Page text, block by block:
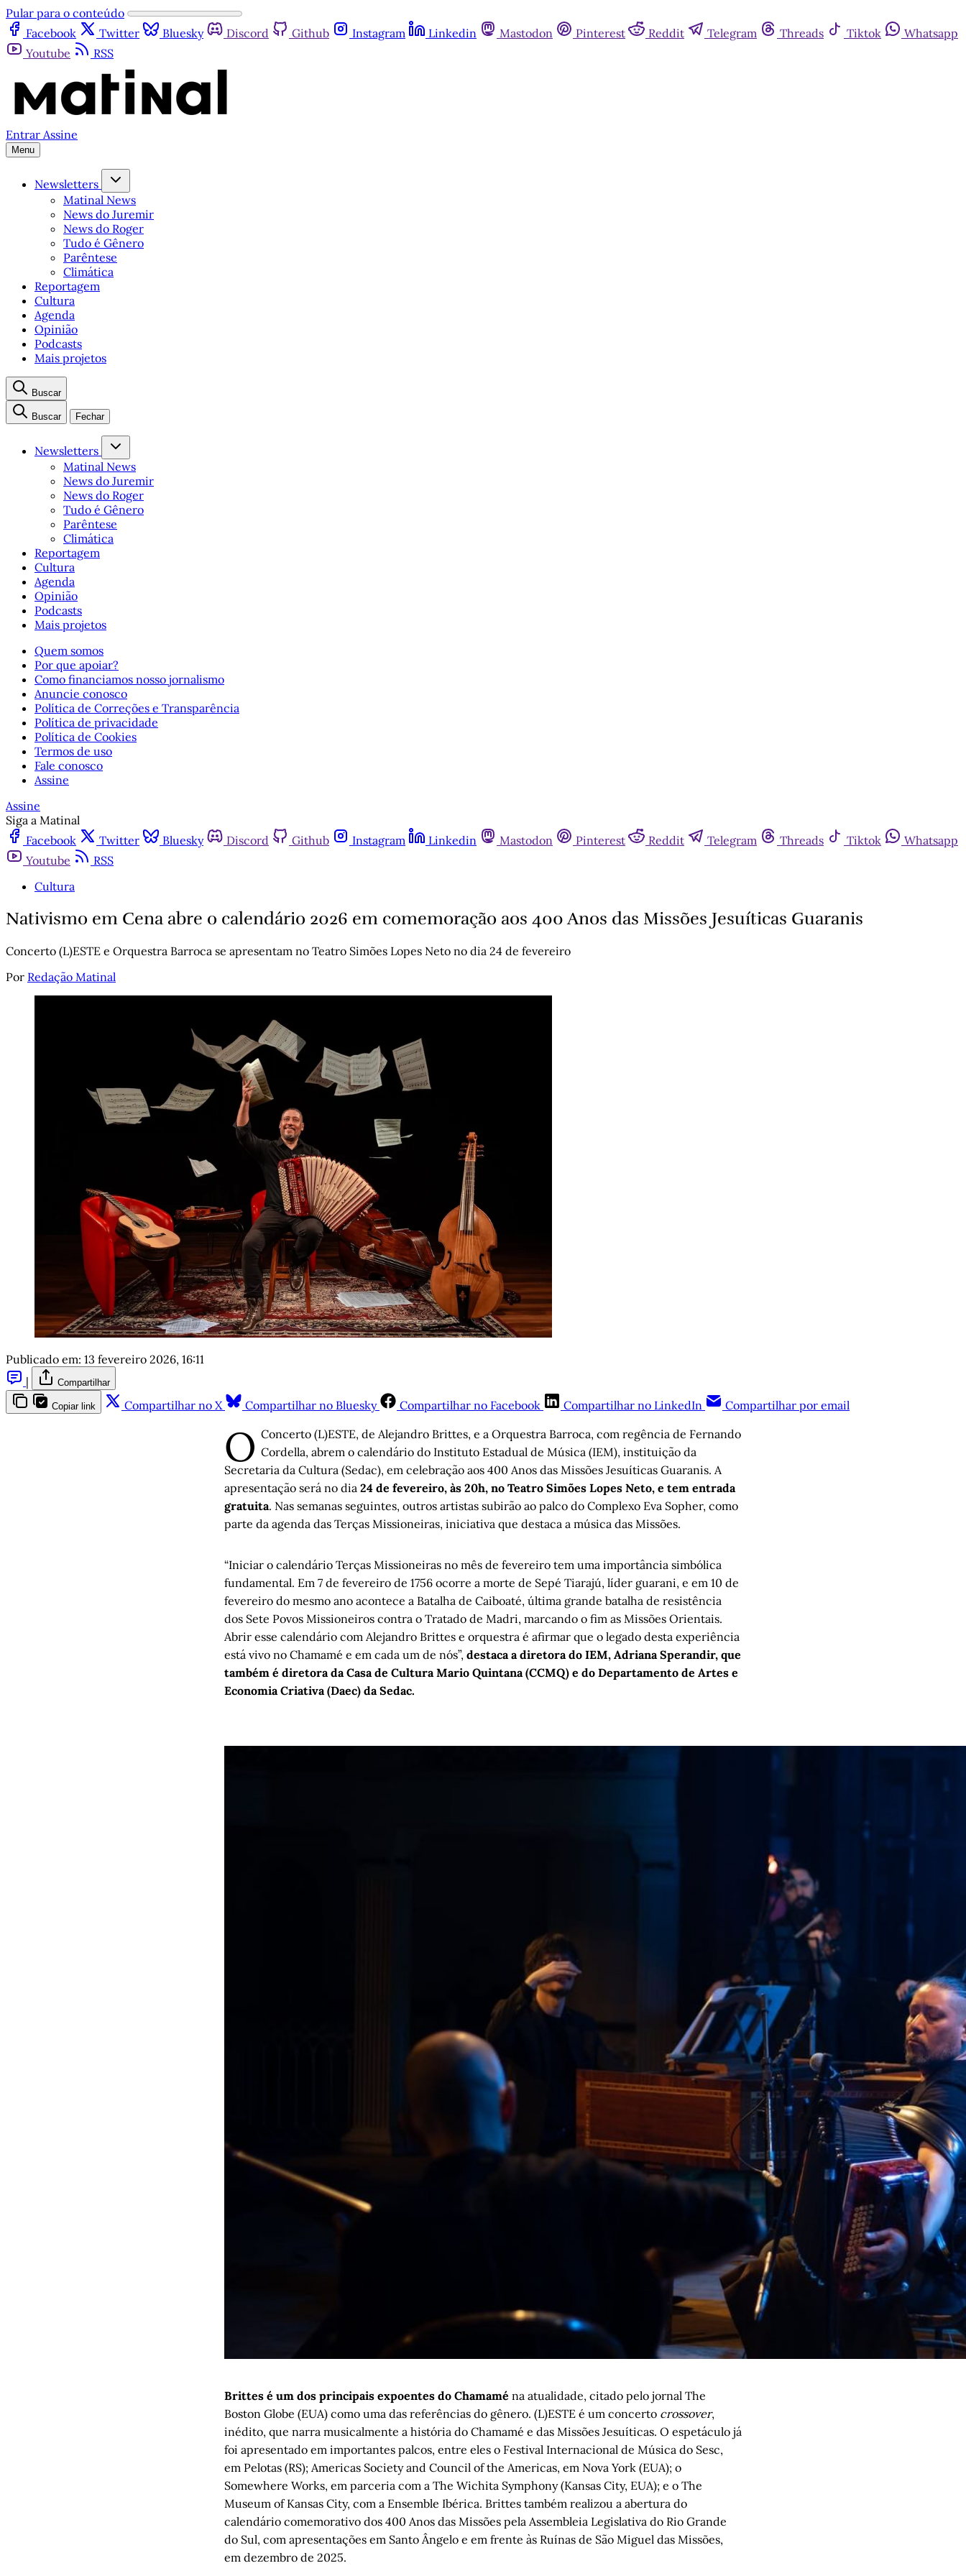
Pular para o conteúdo
Facebook
Twitter Bluesky Discord Github Instagram Linkedin Mastodon Pinterest Reddit Telegram Threads Tiktok
Whatsapp
Youtube
RSS
Entrar Assine
Menu
Newsletters
Matinal News
News do Juremir
News do Roger
Tudo é Gênero
Parêntese
Climática
Reportagem
Cultura
Agenda
Opinião
Podcasts
Mais projetos
Buscar
Buscar Fechar
Newsletters
Matinal News
News do Juremir
News do Roger
Tudo é Gênero
Parêntese
Climática
Reportagem
Cultura
Agenda
Opinião
Podcasts
Mais projetos
Quem somos
Por que apoiar?
Como financiamos nosso jornalismo
Anuncie conosco
Política de Correções e Transparência
Política de privacidade
Política de Cookies
Termos de uso
Fale conosco
Assine
Assine
Siga a Matinal
Facebook
Twitter Bluesky Discord Github Instagram Linkedin Mastodon Pinterest Reddit Telegram Threads Tiktok
Whatsapp
Youtube
RSS
Cultura
Nativismo em Cena abre o calendário 2026 em comemoração aos 400 Anos das Missões Jesuíticas Guaranis
Concerto (L)ESTE e Orquestra Barroca se apresentam no Teatro Simões Lopes Neto no dia 24 de fevereiro
Por Redação Matinal
Publicado em: 13 fevereiro 2026, 16:11
|
Compartilhar
Copiar link Compartilhar no X Compartilhar no Bluesky Compartilhar no Facebook Compartilhar no LinkedIn Compartilhar por email
O Concerto (L)ESTE, de Alejandro Brittes, e a Orquestra Barroca, com regência de Fernando
Cordella, abrem o calendário do Instituto Estadual de Música (IEM), instituição da
Secretaria da Cultura (Sedac), em celebração aos 400 Anos das Missões Jesuíticas Guaranis. A
apresentação será no dia 24 de fevereiro, às 20h, no Teatro Simões Lopes Neto, e tem entrada
gratuita. Nas semanas seguintes, outros artistas subirão ao palco do Complexo Eva Sopher, como
parte da agenda das Terças Missioneiras, iniciativa que destaca a música das Missões.
“Iniciar o calendário Terças Missioneiras no mês de fevereiro tem uma importância simbólica
fundamental. Em 7 de fevereiro de 1756 ocorre a morte de Sepé Tiarajú, líder guarani, e em 10 de
fevereiro do mesmo ano acontece a Batalha de Caiboaté, última grande batalha de resistência
dos Sete Povos Missioneiros contra o Tratado de Madri, marcando o fim as Missões Orientais.
Abrir esse calendário com Alejandro Brittes e orquestra é afirmar que o legado desta experiência
está vivo no Chamamé e em cada um de nós”, destaca a diretora do IEM, Adriana Sperandir, que
também é diretora da Casa de Cultura Mario Quintana (CCMQ) e do Departamento de Artes e
Economia Criativa (Daec) da Sedac.
Brittes é um dos principais expoentes do Chamamé na atualidade, citado pelo jornal The
Boston Globe (EUA) como uma das referências do gênero. (L)ESTE é um concerto crossover,
inédito, que narra musicalmente a história do Chamamé e das Missões Jesuíticas. O espetáculo já
foi apresentado em importantes palcos, entre eles o Festival Internacional de Música do Sesc,
em Pelotas (RS); Americas Society and Council of the Americas, em Nova York (EUA); o
Somewhere Works, em parceria com a The Wichita Symphony (Kansas City, EUA); e o The
Museum of Kansas City, com a Ensemble Ibérica. Brittes também realizou a abertura do
calendário comemorativo dos 400 Anos das Missões pela Assembleia Legislativa do Rio Grande
do Sul, com apresentações em Santo Ângelo e em frente às Ruínas de São Miguel das Missões,
em dezembro de 2025.